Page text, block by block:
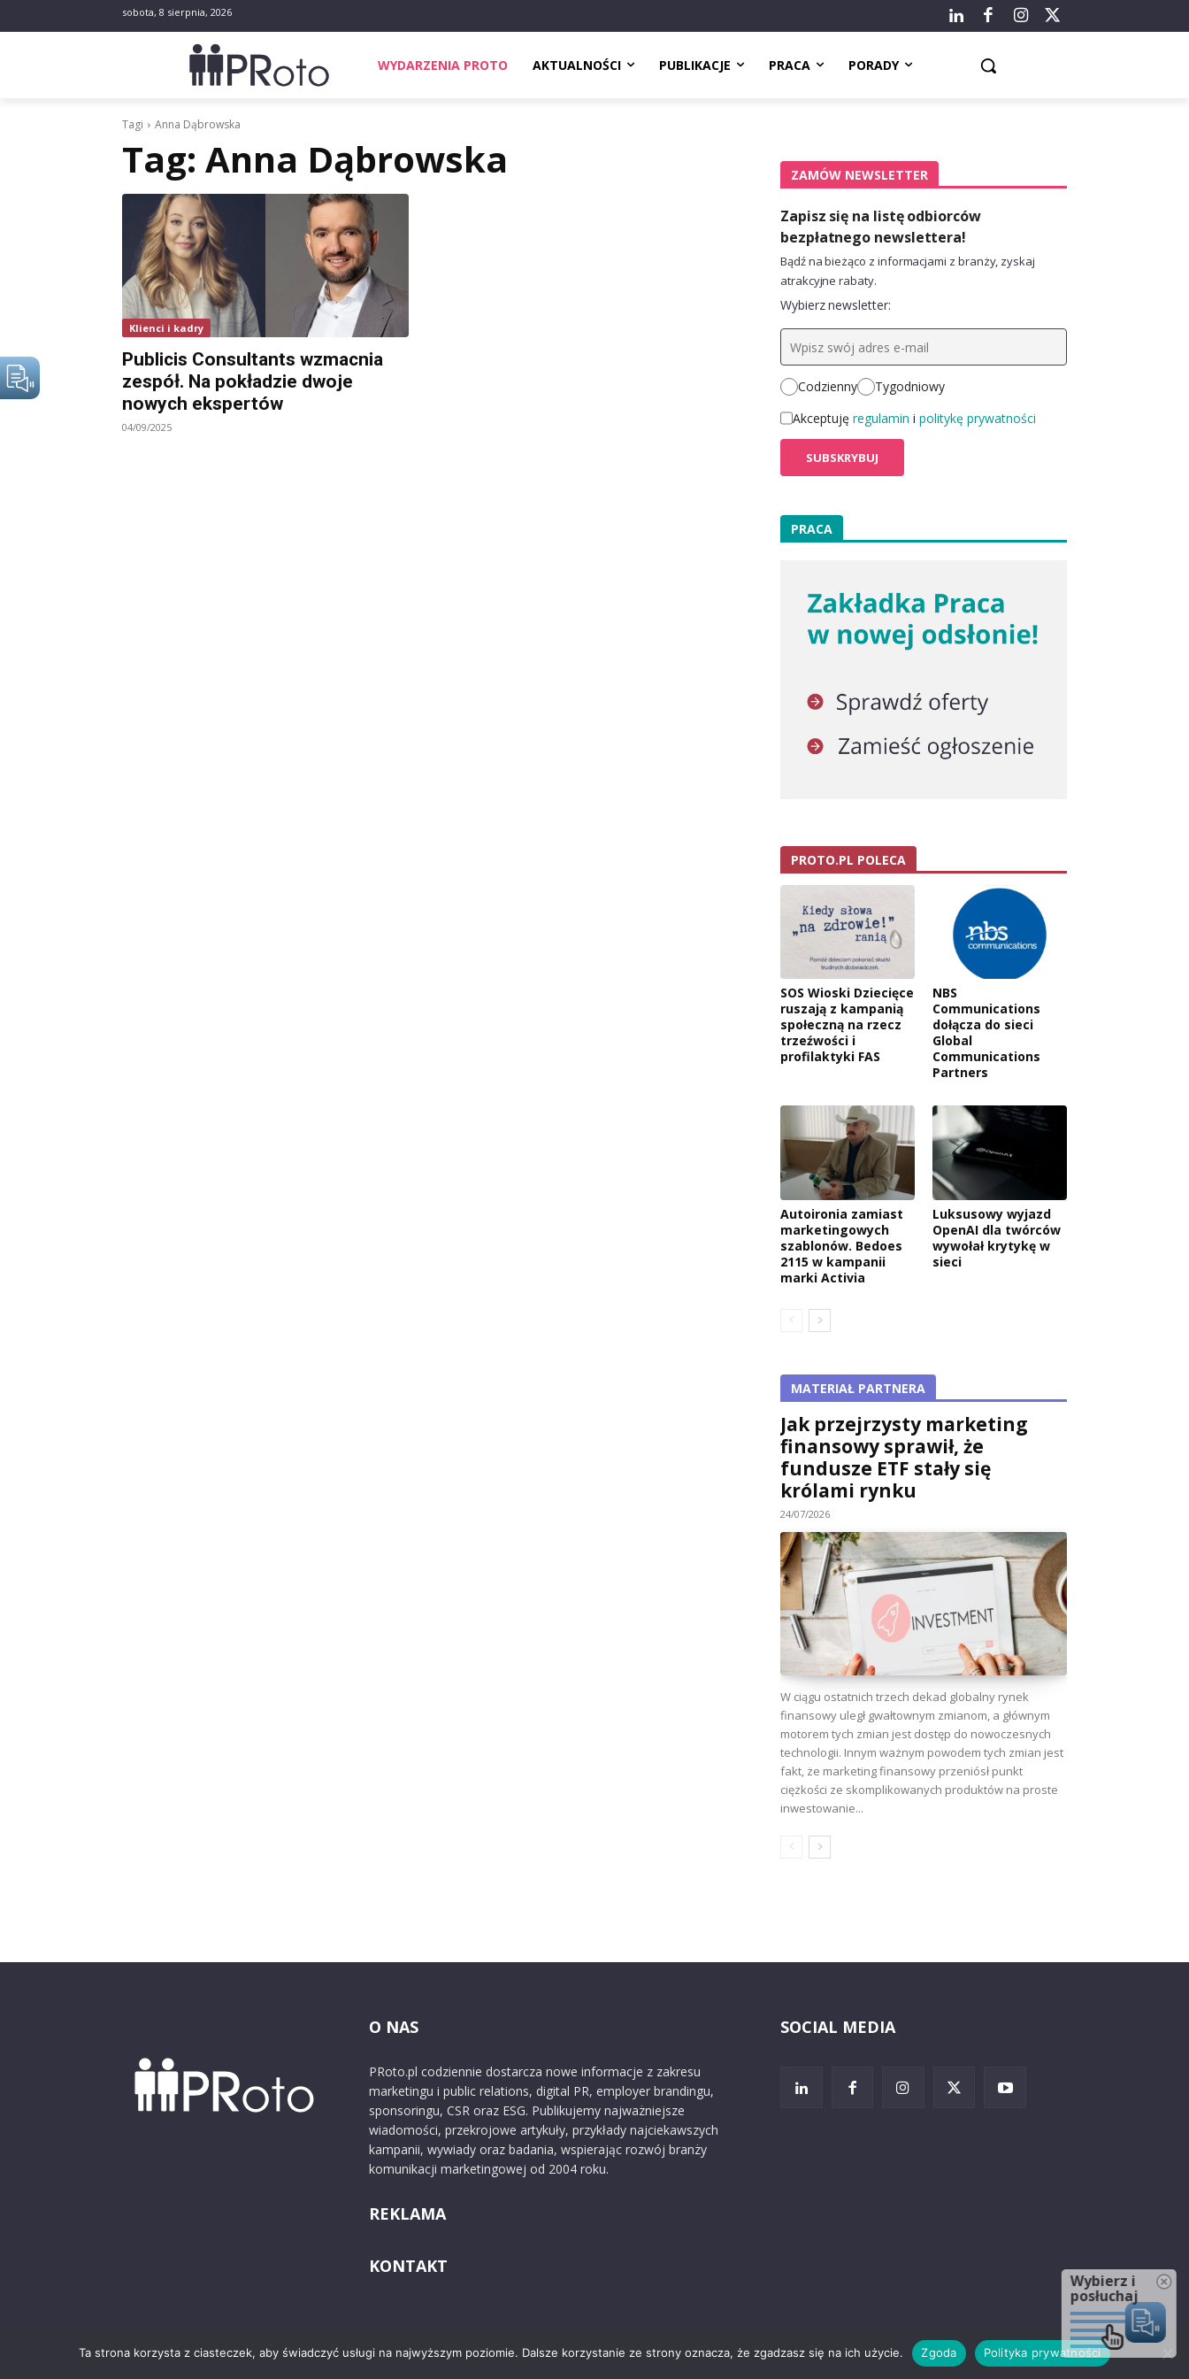
sobota, 8 sierpnia, 2026
WYDARZENIA PROTO AKTUALNOŚCI PUBLIKACJE PRACA PORADY
Tagi Anna Dąbrowska
Tag: Anna Dąbrowska
Klienci i kadry
Publicis Consultants wzmacnia
zespół. Na pokładzie dwoje
nowych ekspertów
04/09/2025
ZAMÓW NEWSLETTER
Zapisz się na listę odbiorców
bezpłatnego newslettera!
Bądź na bieżąco z informacjami z branży, zyskaj
atrakcyjne rabaty.
Wybierz newsletter:
Codzienny
Tygodniowy
Akceptuję regulamin i politykę prywatności
PRACA
PROTO.PL POLECA
SOS Wioski Dziecięce
ruszają z kampanią
społeczną na rzecz
trzeźwości i
profilaktyki FAS
NBS
Communications
dołącza do sieci
Global
Communications
Partners
Autoironia zamiast
marketingowych
szablonów. Bedoes
2115 w kampanii
marki Activia
Luksusowy wyjazd
OpenAI dla twórców
wywołał krytykę w
sieci
MATERIAŁ PARTNERA
Jak przejrzysty marketing
finansowy sprawił, że
fundusze ETF stały się
królami rynku
24/07/2026
W ciągu ostatnich trzech dekad globalny rynek
finansowy uległ gwałtownym zmianom, a głównym
motorem tych zmian jest dostęp do nowoczesnych
technologii. Innym ważnym powodem tych zmian jest
fakt, że marketing finansowy przeniósł punkt
ciężkości ze skomplikowanych produktów na proste
inwestowanie...
O NAS
PRoto.pl codziennie dostarcza nowe informacje z zakresu
marketingu i public relations, digital PR, employer brandingu,
sponsoringu, CSR oraz ESG. Publikujemy najważniejsze
wiadomości, przekrojowe artykuły, przykłady najciekawszych
kampanii, wywiady oraz badania, wspierając rozwój branży
komunikacji marketingowej od 2004 roku.
REKLAMA
KONTAKT
SOCIAL MEDIA
© 2024 PRoto.pl O nas Reklama Zastrzeżenia prawne
Ta strona korzysta z ciasteczek, aby świadczyć usługi na najwyższym poziomie. Dalsze korzystanie ze strony oznacza, że zgadzasz się na ich użycie. Zgoda Polityka prywatności
Wybierz i
posłuchaj